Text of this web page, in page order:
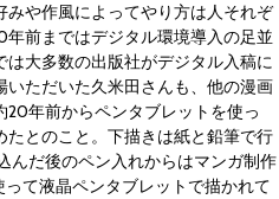
や作風によってやり方は人それぞ
年前まではデジタル環境導入の足並
大多数の出版社がデジタル入稿に
ただいた久米田さんも、他の漫画
年前からペンタブレットを使っ
とのこと。下描きは紙と鉛筆で行
んだ後のペン入れからはマンガ制作
て液晶ペンタブレットで描かれて